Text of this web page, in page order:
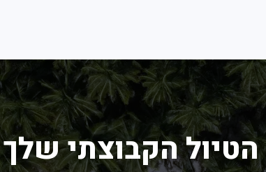
הקבוצתי שלך